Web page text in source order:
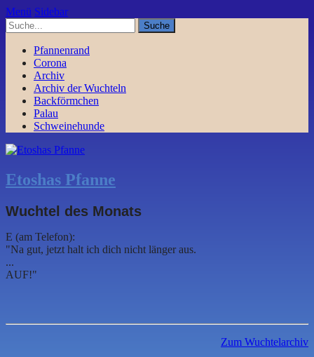
Menü Sidebar
Pfannenrand
Corona
Archiv
Archiv der Wuchteln
Backförmchen
Palau
Schweinehunde
Etoshas Pfanne
Wuchtel des Monats
E (am Telefon):
"Na gut, jetzt halt ich dich nicht länger aus.
...
AUF!"
Zum Wuchtelarchiv